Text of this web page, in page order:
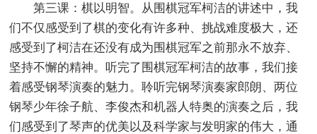
第三课：棋以明智。从围棋冠军柯洁的讲述中，我
们不仅感受到了棋的变化有许多种、挑战难度极大，还
感受到了柯洁在还没有成为围棋冠军之前那永不放弃、
坚持不懈的精神。听完了围棋冠军柯洁的故事，我们接
着感受钢琴演奏的魅力。聆听完钢琴演奏家郎朗、两位
钢琴少年徐子航、李俊杰和机器人特奥的演奏之后，我
们感受到了琴声的优美以及科学家与发明家的伟大，通